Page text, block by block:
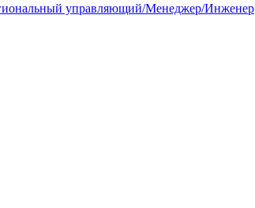
управляющий/Менеджер/Инженер